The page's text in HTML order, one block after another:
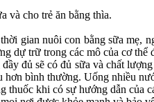
cho trẻ ăn bằng thìa.
nuôi con bằng sữa mẹ,
dự trữ trong các mô của cơ thể
sẽ có đủ sữa và chất
bình thường. Uống nhiều
thuốc khi có sự hướng dẫn của